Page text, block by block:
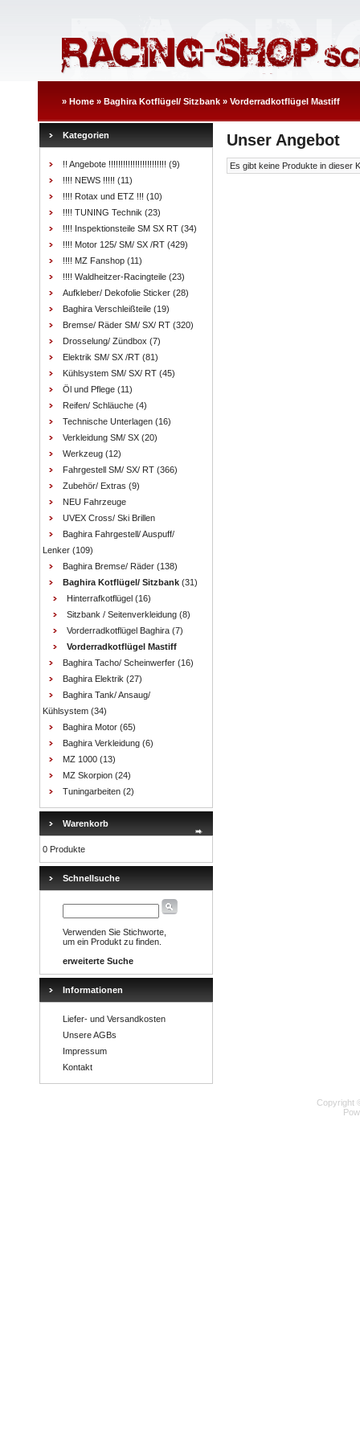
» Home » Baghira Kotflügel/ Sitzbank » Vorderradkotflügel Mastiff
Kategorien
!! Angebote !!!!!!!!!!!!!!!!!!!!!!!! (9)
!!!! NEWS !!!!! (11)
!!!! Rotax und ETZ !!! (10)
!!!! TUNING Technik (23)
!!!! Inspektionsteile SM SX RT (34)
!!!! Motor 125/ SM/ SX /RT (429)
!!!! MZ Fanshop (11)
!!!! Waldheitzer-Racingteile (23)
Aufkleber/ Dekofolie Sticker (28)
Baghira Verschleißteile (19)
Bremse/ Räder SM/ SX/ RT (320)
Drosselung/ Zündbox (7)
Elektrik SM/ SX /RT (81)
Kühlsystem SM/ SX/ RT (45)
Öl und Pflege (11)
Reifen/ Schläuche (4)
Technische Unterlagen (16)
Verkleidung SM/ SX (20)
Werkzeug (12)
Fahrgestell SM/ SX/ RT (366)
Zubehör/ Extras (9)
NEU Fahrzeuge
UVEX Cross/ Ski Brillen
Baghira Fahrgestell/ Auspuff/
Lenker (109)
Baghira Bremse/ Räder (138)
Baghira Kotflügel/ Sitzbank (31)
Hinterrafkotflügel (16)
Sitzbank / Seitenverkleidung (8)
Vorderradkotflügel Baghira (7)
Vorderradkotflügel Mastiff
Baghira Tacho/ Scheinwerfer (16)
Baghira Elektrik (27)
Baghira Tank/ Ansaug/
Kühlsystem (34)
Baghira Motor (65)
Baghira Verkleidung (6)
MZ 1000 (13)
MZ Skorpion (24)
Tuningarbeiten (2)
Warenkorb
0 Produkte
Schnellsuche
Verwenden Sie Stichworte,
um ein Produkt zu finden.
erweiterte Suche
Informationen
Liefer- und Versandkosten
Unsere AGBs
Impressum
Kontakt
Unser Angebot
Es gibt keine Produkte in dieser
Copyright